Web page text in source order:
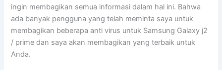
ingin membagikan semua informasi dalam hal ini. Bahwa
ada banyak pengguna yang telah meminta saya untuk
membagikan beberapa anti virus untuk Samsung Galaxy j2
/ prime dan saya akan membagikan yang terbaik untuk
Anda.